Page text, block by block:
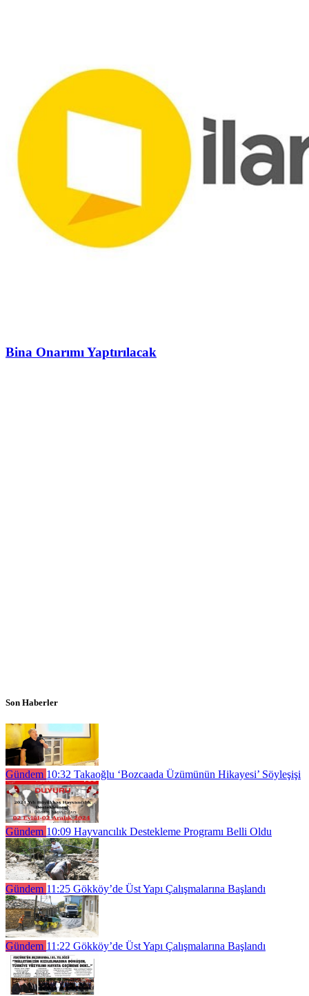
Bina Onarımı Yaptırılacak
Son Haberler
Gündem 10:32 Takaoğlu ‘Bozcaada Üzümünün Hikayesi’ Söyleşişi
Gündem 10:09 Hayvancılık Destekleme Programı Belli Oldu
Gündem 11:25 Gökköy’de Üst Yapı Çalışmalarına Başlandı
Gündem 11:22 Gökköy’de Üst Yapı Çalışmalarına Başlandı